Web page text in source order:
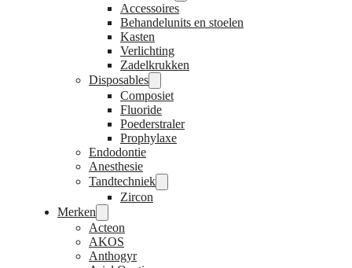
Accessoires
Behandelunits en stoelen
Kasten
Verlichting
Zadelkrukken
Disposables
Composiet
Fluoride
Poederstraler
Prophylaxe
Endodontie
Anesthesie
Tandtechniek
Zircon
Merken
Acteon
AKOS
Anthogyr